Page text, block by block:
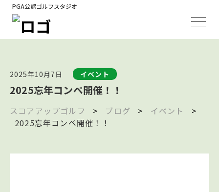
PGA公認ゴルフスタジオ
2025年10月7日 イベント
2025忘年コンペ開催！！
スコアアップゴルフ > ブログ > イベント
>
2025忘年コンペ開催！！